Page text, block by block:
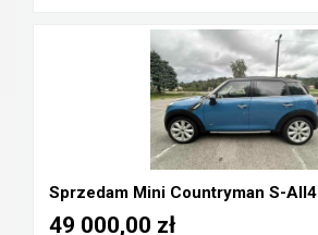
Sprzedam Mini Countryman S-All4
49 000,00 zł